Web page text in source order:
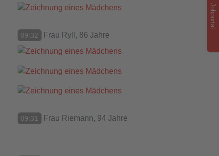
09:32 Frau Ryll, 86 Jahre
09:31 Frau Riemann, 94 Jahre
Jobportal